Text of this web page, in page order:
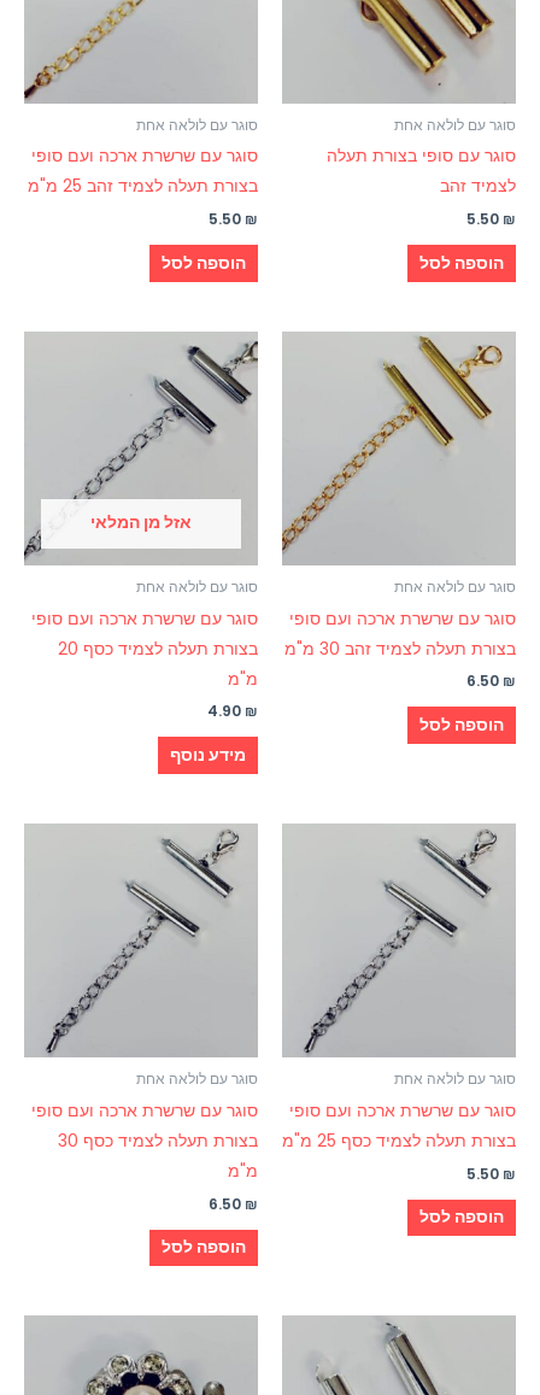
סוגר עם לולאה אחת
סוגר עם סופי בצורת תעלה
לצמיד זהב
5.50 ₪
הוספה לסל
סוגר עם לולאה אחת
סוגר עם שרשרת ארכה ועם סופי
בצורת תעלה לצמיד זהב 25 מ"מ
5.50 ₪
הוספה לסל
סוגר עם לולאה אחת
סוגר עם שרשרת ארכה ועם סופי
בצורת תעלה לצמיד זהב 30 מ"מ
6.50 ₪
הוספה לסל
אזל מן המלאי
סוגר עם לולאה אחת
סוגר עם שרשרת ארכה ועם סופי
בצורת תעלה לצמיד כסף 20
מ"מ
4.90 ₪
מידע נוסף
סוגר עם לולאה אחת
סוגר עם שרשרת ארכה ועם סופי
בצורת תעלה לצמיד כסף 25 מ"מ
5.50 ₪
הוספה לסל
סוגר עם לולאה אחת
סוגר עם שרשרת ארכה ועם סופי
בצורת תעלה לצמיד כסף 30
מ"מ
6.50 ₪
הוספה לסל